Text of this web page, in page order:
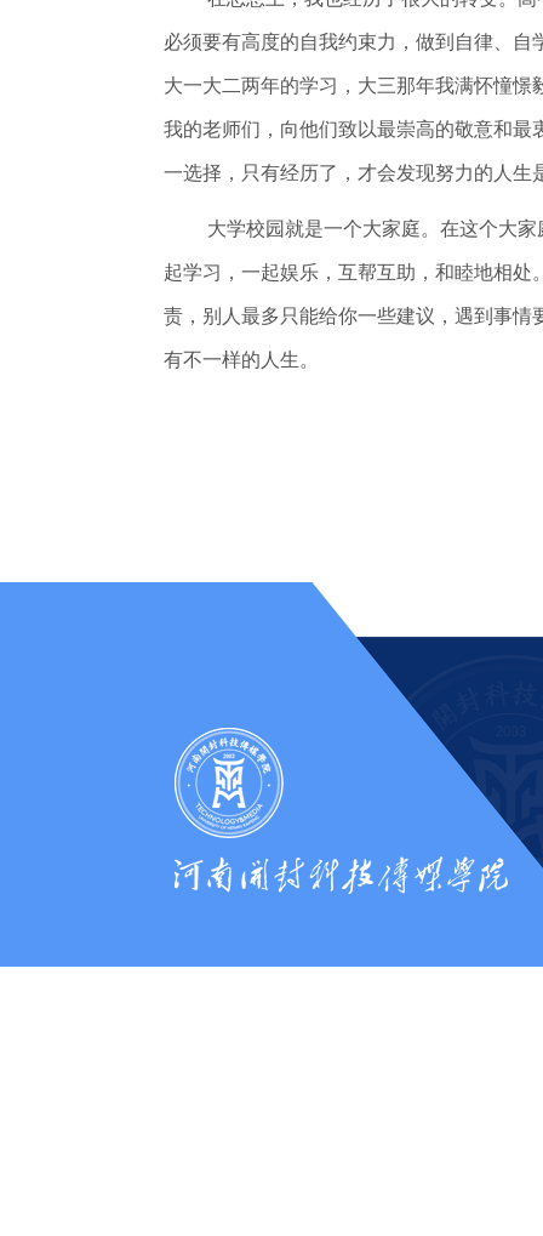
必须要有高度的自我约束力，做到自律、
大一大二两年的学习，大三那年我满怀憧
我的老师们，向他们致以最崇高的敬意和
一选择，只有经历了，才会发现努力的人生
大学校园就是一个大家庭。在这个大
起学习，一起娱乐，互帮互助，和睦地相
责，别人最多只能给你一些建议，遇到事
有不一样的人生。